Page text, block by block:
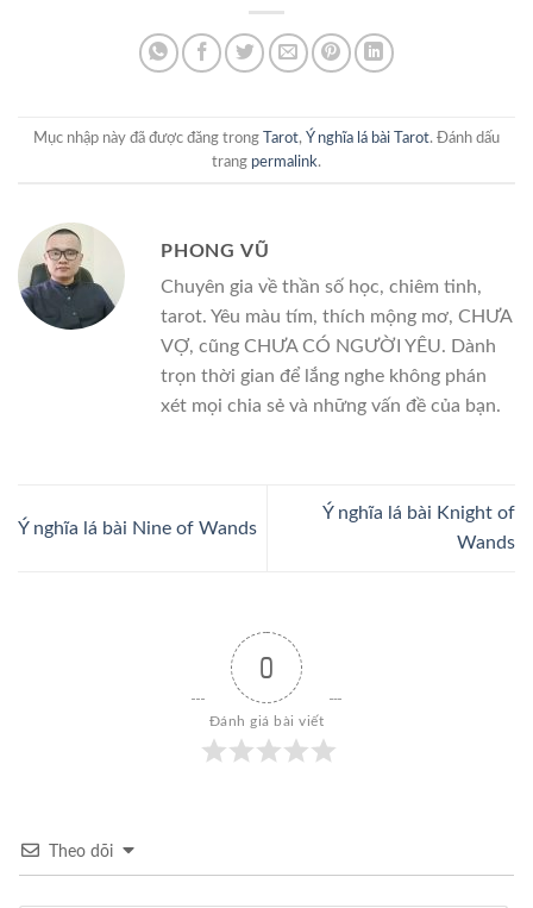
Mục nhập này đã được đăng trong Tarot, Ý nghĩa lá bài Tarot. Đánh dấu
trang permalink.
PHONG VŨ
Chuyên gia về thần số học, chiêm tinh,
tarot. Yêu màu tím, thích mộng mơ, CHƯA
VỢ, cũng CHƯA CÓ NGƯỜI YÊU. Dành
trọn thời gian để lắng nghe không phán
xét mọi chia sẻ và những vấn đề của bạn.
Ý nghĩa lá bài Nine of Wands
Ý nghĩa lá bài Knight of
Wands
0
Đánh giá bài viết
Theo dõi